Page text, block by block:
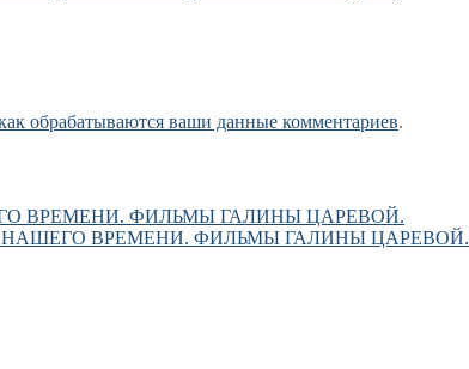
обрабатываются ваши данные комментариев.
ВРЕМЕНИ. ФИЛЬМЫ ГАЛИНЫ ЦАРЕВОЙ.
ВРЕМЕНИ. ФИЛЬМЫ ГАЛИНЫ ЦАРЕВОЙ.